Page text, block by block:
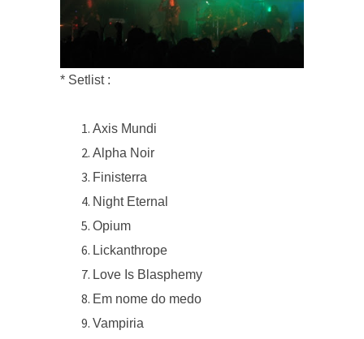
* Setlist :
Axis Mundi
Alpha Noir
Finisterra
Night Eternal
Opium
Lickanthrope
Love Is Blasphemy
Em nome do medo
Vampiria